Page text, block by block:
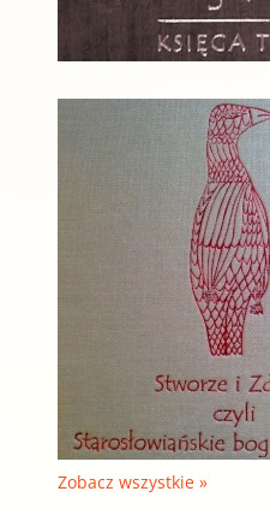
Zobacz wszystkie »